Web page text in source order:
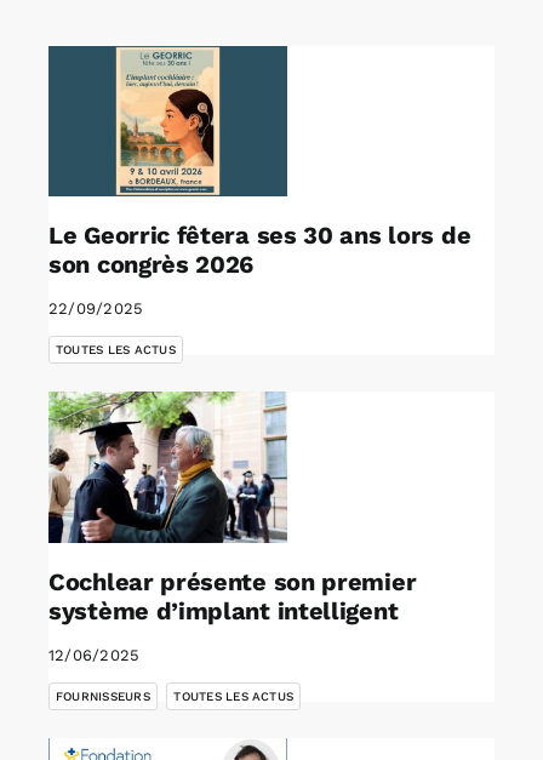
Rechercher:
Annonces emploi
Le Georric fêtera ses 30 ans lors de
son congrès 2026
22/09/2025
TOUTES LES ACTUS
Cochlear présente son premier
système d’implant intelligent
12/06/2025
FOURNISSEURS TOUTES LES ACTUS